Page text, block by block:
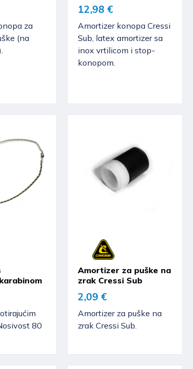
za
(na
12,98 €
Amortizer konopa Cressi
Sub, latex amortizer sa
inox vrtilicom i stop-
konopom.
80
Amortizer za puške na
zrak Cressi Sub
2,09 €
Amortizer za puške na
zrak Cressi Sub.